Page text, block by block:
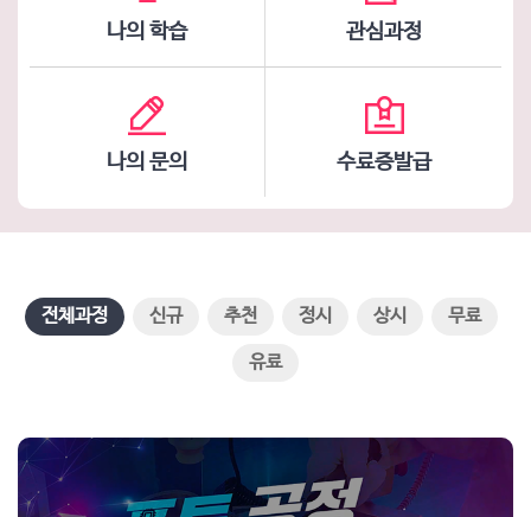
나의 학습 관심과정
나의 문의 수료증발급
전체과정 신규 추천 정시 상시 무료
유료